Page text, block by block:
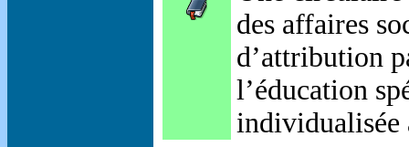
des affaires
d’attribution
l’éducation
individualisée